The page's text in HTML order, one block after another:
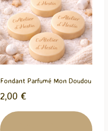
Fondant Parfumé Mon Doudou
2,00 €